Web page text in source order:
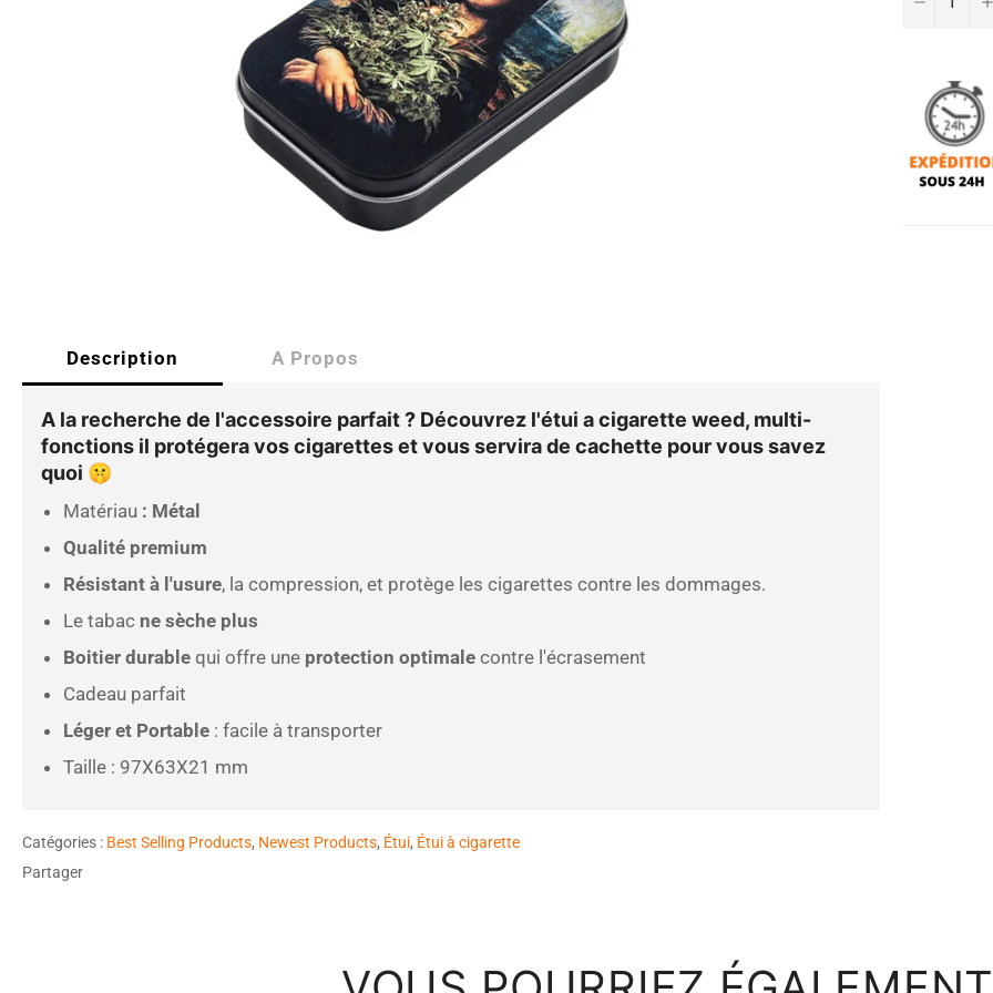
Description A Propos
A la recherche de l'accessoire parfait ? Découvrez l'étui a cigarette weed, multi-
fonctions il protégera vos cigarettes et vous servira de cachette pour vous savez
quoi 🤫
Matériau : Métal
Qualité premium
Résistant à l'usure, la compression, et protège les cigarettes contre les dommages.
Le tabac ne sèche plus
Boitier durable qui offre une protection optimale contre l'écrasement
Cadeau parfait
Léger et Portable : facile à transporter
Taille : 97X63X21 mm
Catégories : Best Selling Products, Newest Products, Étui, Étui à cigarette
Partager